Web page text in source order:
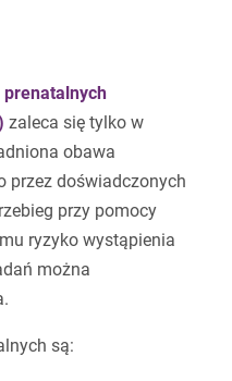
prenatalnych
zaleca się tylko w
obawa
przez doświadczonych
przy pomocy
ryzyko wystąpienia
można
są: